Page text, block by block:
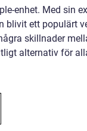
enhet. Med sin
blivit ett populärt
skillnader
alternativ för